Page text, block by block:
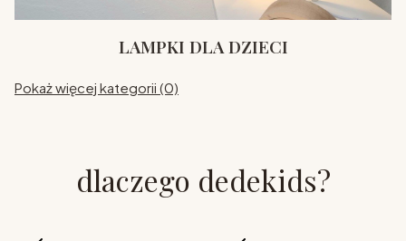
LAMPKI DLA DZIECI
Pokaż więcej kategorii (0)
dlaczego dedekids?